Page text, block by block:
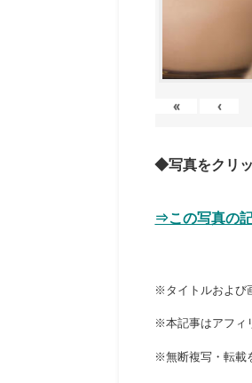
« ‹
◆写真をクリ
⇒この写真の
※タイトルおよび
※本記事はアフィ
※無断複写・転載